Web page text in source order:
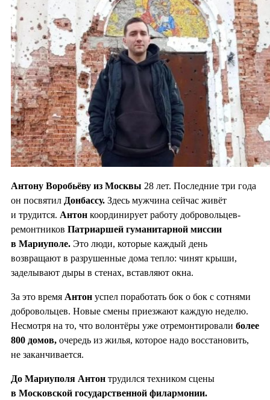
Антону Воробьёву из Москвы 28 лет. Последние три года
он посвятил Донбассу. Здесь мужчина сейчас живёт
и трудится. Антон координирует работу добровольцев-
ремонтников Патриаршей гуманитарной миссии
в Мариуполе. Это люди, которые каждый день
возвращают в разрушенные дома тепло: чинят крыши,
заделывают дыры в стенах, вставляют окна.
За это время Антон успел поработать бок о бок с сотнями
добровольцев. Новые смены приезжают каждую неделю.
Несмотря на то, что волонтёры уже отремонтировали более
800 домов, очередь из жилья, которое надо восстановить,
не заканчивается.
До Мариуполя Антон трудился техником сцены
в Московской государственной филармонии.